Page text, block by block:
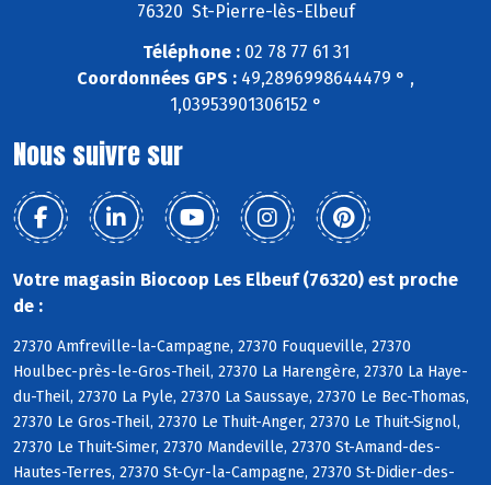
76320 St-Pierre-lès-Elbeuf
Téléphone :02 78 77 61 31
Coordonnées GPS : 49,2896998644479 ° ,
1,03953901306152 °
Nous suivre sur
Votre magasin Biocoop Les Elbeuf (76320) est proche
de :
27370 Amfreville-la-Campagne, 27370 Fouqueville, 27370
Houlbec-près-le-Gros-Theil, 27370 La Harengère, 27370 La Haye-
du-Theil, 27370 La Pyle, 27370 La Saussaye, 27370 Le Bec-Thomas,
27370 Le Gros-Theil, 27370 Le Thuit-Anger, 27370 Le Thuit-Signol,
27370 Le Thuit-Simer, 27370 Mandeville, 27370 St-Amand-des-
Hautes-Terres, 27370 St-Cyr-la-Campagne, 27370 St-Didier-des-